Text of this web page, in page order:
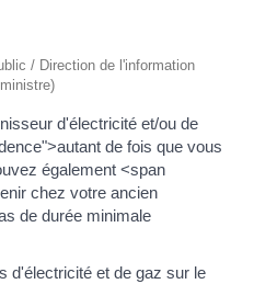
/ Direction de l'information
d'électricité et/ou de
de fois que vous
également <span
chez votre ancien
de durée minimale
d'électricité et de gaz sur le